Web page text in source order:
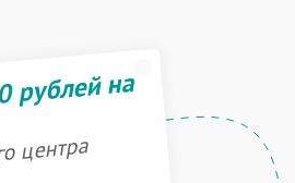
рублей на
центра